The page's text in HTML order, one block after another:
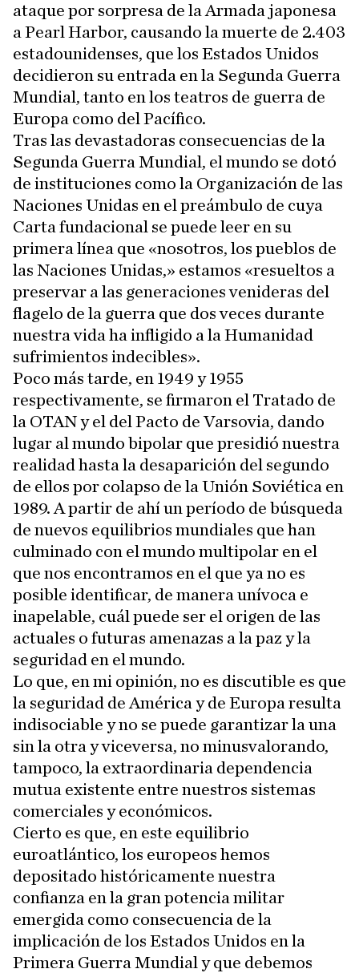
ataque por sorpresa de la Armada japonesa
a Pearl Harbor, causando la muerte de 2.403
estadounidenses, que los Estados Unidos
decidieron su entrada en la Segunda Guerra
Mundial, tanto en los teatros de guerra de
Europa como del Pacífico.
Tras las devastadoras consecuencias de la
Segunda Guerra Mundial, el mundo se dotó
de instituciones como la Organización de las
Naciones Unidas en el preámbulo de cuya
Carta fundacional se puede leer en su
primera línea que «nosotros, los pueblos de
las Naciones Unidas,» estamos «resueltos a
preservar a las generaciones venideras del
flagelo de la guerra que dos veces durante
nuestra vida ha infligido a la Humanidad
sufrimientos indecibles».
Poco más tarde, en 1949 y 1955
respectivamente, se firmaron el Tratado de
la OTAN y el del Pacto de Varsovia, dando
lugar al mundo bipolar que presidió nuestra
realidad hasta la desaparición del segundo
de ellos por colapso de la Unión Soviética en
1989. A partir de ahí un período de búsqueda
de nuevos equilibrios mundiales que han
culminado con el mundo multipolar en el
que nos encontramos en el que ya no es
posible identificar, de manera unívoca e
inapelable, cuál puede ser el origen de las
actuales o futuras amenazas a la paz y la
seguridad en el mundo.
Lo que, en mi opinión, no es discutible es que
la seguridad de América y de Europa resulta
indisociable y no se puede garantizar la una
sin la otra y viceversa, no minusvalorando,
tampoco, la extraordinaria dependencia
mutua existente entre nuestros sistemas
comerciales y económicos.
Cierto es que, en este equilibrio
euroatlántico, los europeos hemos
depositado históricamente nuestra
confianza en la gran potencia militar
emergida como consecuencia de la
implicación de los Estados Unidos en la
Primera Guerra Mundial y que debemos